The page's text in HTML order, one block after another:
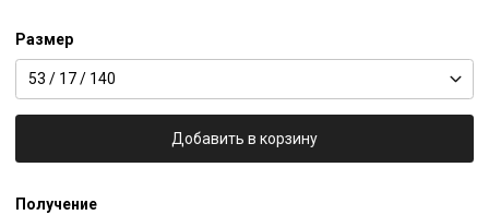
Размер
53 / 17 / 140
Добавить в корзину
Получение